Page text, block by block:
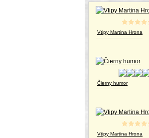
Vtipy Martina Hrona
Čierny humor
Vtipy Martina Hrona